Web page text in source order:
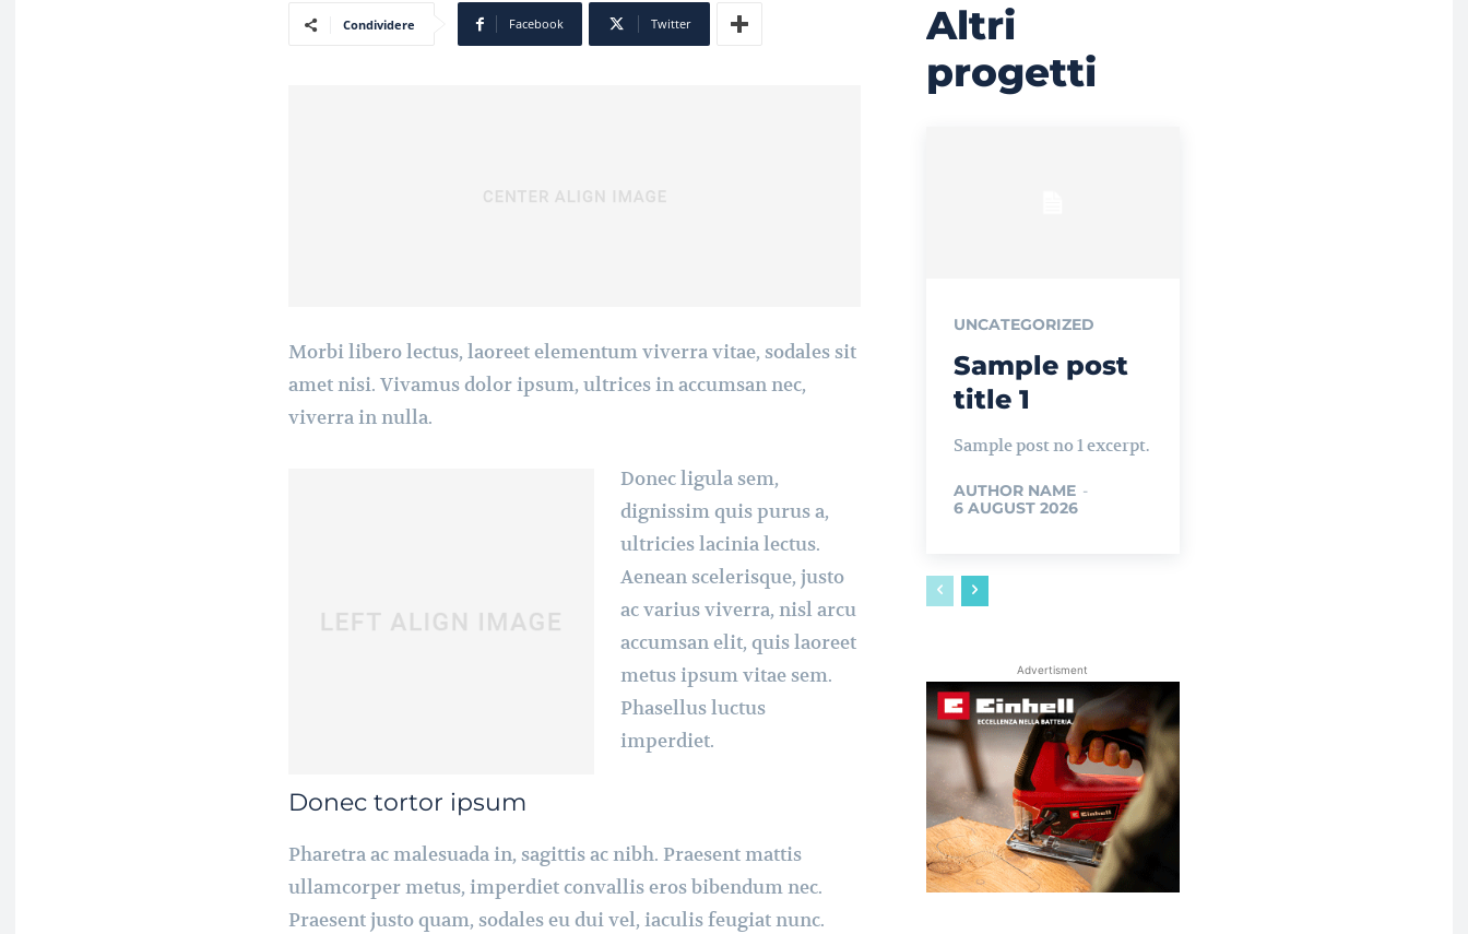
Condividere Facebook Twitter
Morbi libero lectus, laoreet elementum viverra vitae, sodales sit
amet nisi. Vivamus dolor ipsum, ultrices in accumsan nec,
viverra in nulla.
Donec ligula sem,
dignissim quis purus a,
ultricies lacinia lectus.
Aenean scelerisque, justo
ac varius viverra, nisl arcu
accumsan elit, quis laoreet
metus ipsum vitae sem.
Phasellus luctus
imperdiet.
Donec tortor ipsum
Pharetra ac malesuada in, sagittis ac nibh. Praesent mattis
ullamcorper metus, imperdiet convallis eros bibendum nec.
Praesent justo quam, sodales eu dui vel, iaculis feugiat nunc.
Altri
progetti
UNCATEGORIZED
Sample post
title 1
Sample post no 1 excerpt.
AUTHOR NAME -
6 AUGUST 2026
Advertisment